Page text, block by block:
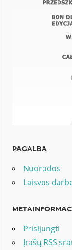
PAGALBA
Nuorodos
Laisvos
Prisijungti
Įrašų RSS